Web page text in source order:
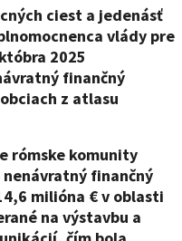
ciest a jedenásť
vlády pre
2025
finančný
z atlasu
rómske komunity
nenávratný finančný
milióna € v oblasti
na výstavbu a